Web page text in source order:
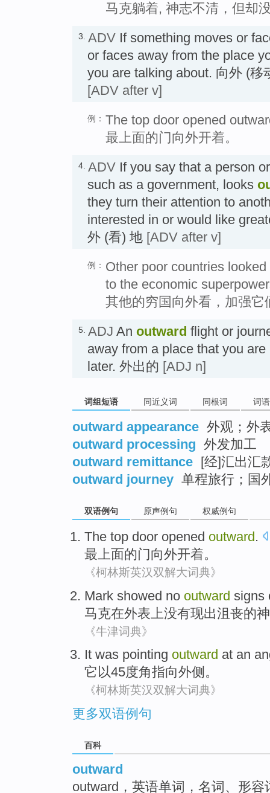
马克躺着, 神志不清，但却
3. ADV If something moves or
or faces away from the place
you are talking about. 向外 (移
[ADV after v]
例： The top door opened
最上面的门向外开着。
4. ADV If you say that a person
such as a government, looks
they turn their attention to
interested in or would like
外 (看) 地 [ADV after v]
例： Other poor countries
to the economic
其他的穷国向外看，加强
5. ADJ An outward flight or
away from a place that you
later. 外出的 [ADJ n]
词组短语 同近义词 同根词 词
outward appearance 外观；外
outward processing 外发加工
outward remittance [经]汇出汇
outward journey 单程旅行；国
双语例句 原声例句 权威例句
The top door opened outward.
最 上面的门向外开着。
《柯林斯英汉双解大词典》
Mark showed no outward signs
马克在外表 上没有现出沮丧的
《牛津词典》
It was pointing outward at an
它以45度角指向外侧 。
《柯林斯英汉双解大词典》
更多双语例句
百科
outward
outward，英语单词，名词、形